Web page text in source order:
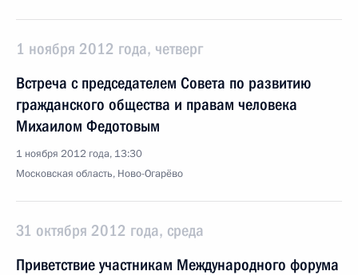
1 ноября 2012 года, четверг
Встреча с председателем Совета по развитию
гражданского общества и правам человека
Михаилом Федотовым
1 ноября 2012 года, 13:30
Московская область, Ново-Огарёво
31 октября 2012 года, среда
Приветствие участникам Международного форума